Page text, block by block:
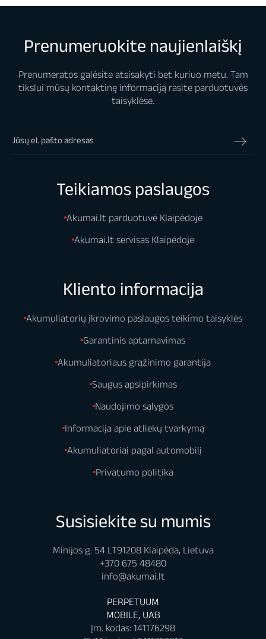
Prenumeruokite naujienlaiškį
Prenumeratos galėsite atsisakyti bet kuriuo metu. Tam
tikslui mūsų kontaktinę informaciją rasite parduotuvės
taisyklėse.
Teikiamos paslaugos
Akumai.lt parduotuvė Klaipėdoje
Akumai.lt servisas Klaipėdoje
Kliento informacija
Akumuliatorių įkrovimo paslaugos teikimo taisyklės
Garantinis aptarnavimas
Akumuliatoriaus grąžinimo garantija
Saugus apsipirkimas
Naudojimo sąlygos
Informacija apie atliekų tvarkymą
Akumuliatoriai pagal automobilį
Privatumo politika
Susisiekite su mumis
Minijos g. 54 LT91208 Klaipėda, Lietuva
+370 675 48480
info@akumai.lt
PERPETUUM
MOBILE, UAB
Įm. kodas: 141176298